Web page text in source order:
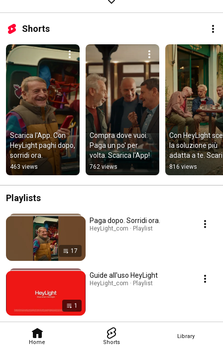
Home Shorts
Library
Shorts
Scarica l'App. Con
HeyLight paghi dopo,
sorridi ora.
463 views
Compra dove vuoi.
Paga un po' per
volta. Scarica l'App!
762 views
Con HeyLight
la soluzione più
adatta a te.
l'App!
816 views
Playlists
17
Paga dopo. Sorridi ora.
HeyLight_com · Playlist
1
Guide all'uso HeyLight
HeyLight_com · Playlist